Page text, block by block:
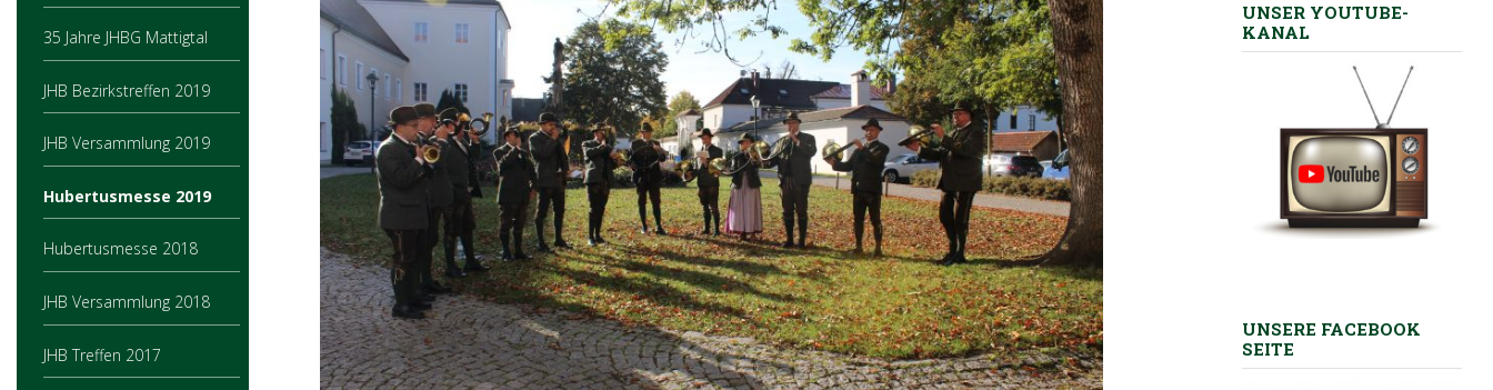
35 Jahre JHBG Mattigtal
JHB Bezirkstreffen 2019
JHB Versammlung 2019
Hubertusmesse 2019
Hubertusmesse 2018
JHB Versammlung 2018
JHB Treffen 2017
UNSER YOUTUBE-
KANAL
UNSERE FACEBOOK
SEITE